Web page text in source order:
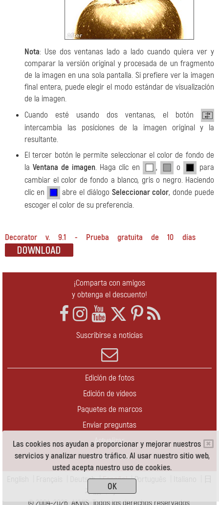
Las cookies nos ayudan a proporcionar y mejorar nuestros
servicios y analizar nuestro tráfico. Al usar nuestro sitio web,
usted acepta nuestro uso de cookies.
OK
Nota: Use dos ventanas lado a lado cuando quiera ver y
comparar la versión original y procesada de un fragmento
de la imagen en una sola pantalla. Si prefiere ver la imagen
final entera, puede elegir el modo estándar de visualización
de la imagen.
Cuando esté usando dos ventanas, el botón
intercambia las posiciones de la imagen original y la
resultante.
El tercer botón le permite seleccionar el color de fondo de
laVentana de imagen. Haga clic en , o
para
cambiar el color de fondo a blanco, gris o negro. Haciendo
clic en
abre el diálogo Seleccionar color, donde puede
escoger el color de su preferencia.
Decorator v. 9.1 - Prueba gratuita de 10 días
¡Comparta con amigos
y obtenga el descuento!
Suscribirse a noticias
Edición de fotos
Edición de vídeos
Paquetes de marcos
Enviar preguntas
Actualizar
Contáctenos
Deutsch|Español|Português
本語|Pусский
© 2004-2026 AKVIS. Todos los derechos reservados.